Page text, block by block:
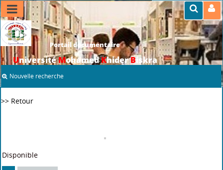
Portail documentaire
UniversitéMohamedKhiderBiskra
Nouvelle recherche
>> Retour
Disponible